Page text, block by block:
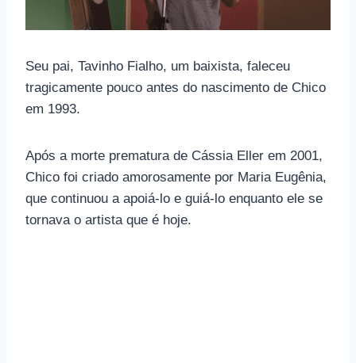
Seu pai, Tavinho Fialho, um baixista, faleceu
tragicamente pouco antes do nascimento de Chico
em 1993.
Após a morte prematura de Cássia Eller em 2001,
Chico foi criado amorosamente por Maria Eugênia,
que continuou a apoiá-lo e guiá-lo enquanto ele se
tornava o artista que é hoje.